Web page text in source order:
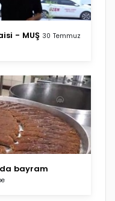
- MUŞ 30 Temmuz
bayram